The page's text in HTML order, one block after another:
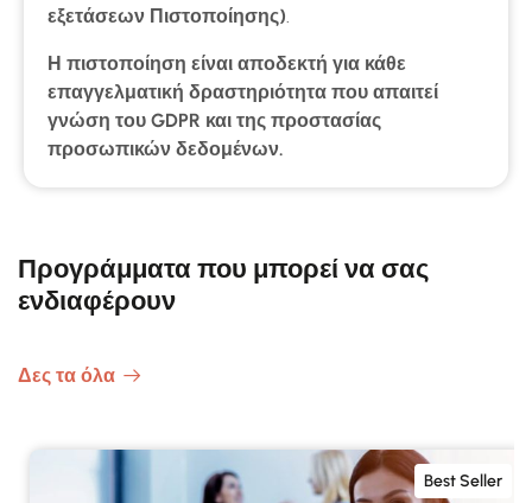
εξετάσεων Πιστοποίησης)
Η πιστοποίηση είναι αποδεκτή για κάθε
επαγγελματική δραστηριότητα που απαιτεί
γνώση του GDPR και της προστασίας
προσωπικών δεδομένων.
Προγράμματα που μπορεί να σας
ενδιαφέρουν
Δες τα όλα
Best Seller